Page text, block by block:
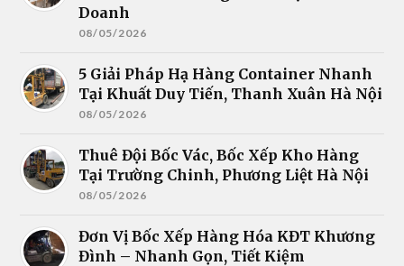
Doanh
08/05/2026
5 Giải Pháp Hạ Hàng Container Nhanh
Tại Khuất Duy Tiến, Thanh Xuân Hà Nội
08/05/2026
Thuê Đội Bốc Vác, Bốc Xếp Kho Hàng
Tại Trường Chinh, Phương Liệt Hà Nội
08/05/2026
Đơn Vị Bốc Xếp Hàng Hóa KĐT Khương
Đình – Nhanh Gọn, Tiết Kiệm